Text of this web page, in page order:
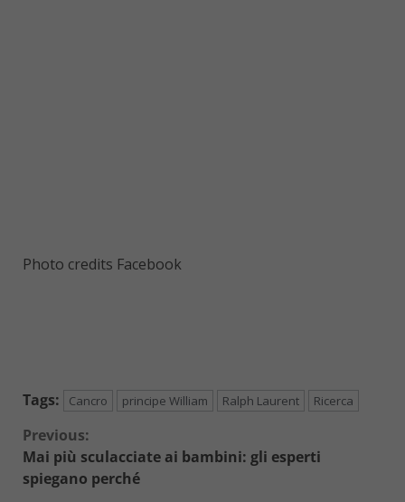
Photo credits Facebook
Tags: Cancro principe William Ralph Laurent Ricerca
Continue
Reading
Previous:
Mai più sculacciate ai bambini: gli esperti
spiegano perché